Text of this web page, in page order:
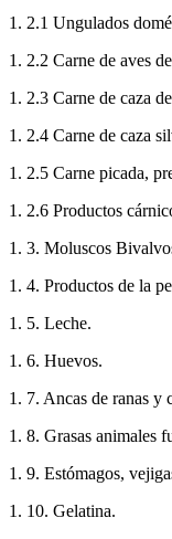
1. 2.1 Ungulados
1. 2.2 Carne de aves
1. 2.3 Carne de caza
1. 2.4 Carne de caza
1. 2.5 Carne picada,
1. 2.6 Productos
1. 3. Moluscos
1. 4. Productos de la
1. 5. Leche.
1. 6. Huevos.
1. 7. Ancas de ranas y
1. 8. Grasas animales
1. 9. Estómagos,
1. 10. Gelatina.